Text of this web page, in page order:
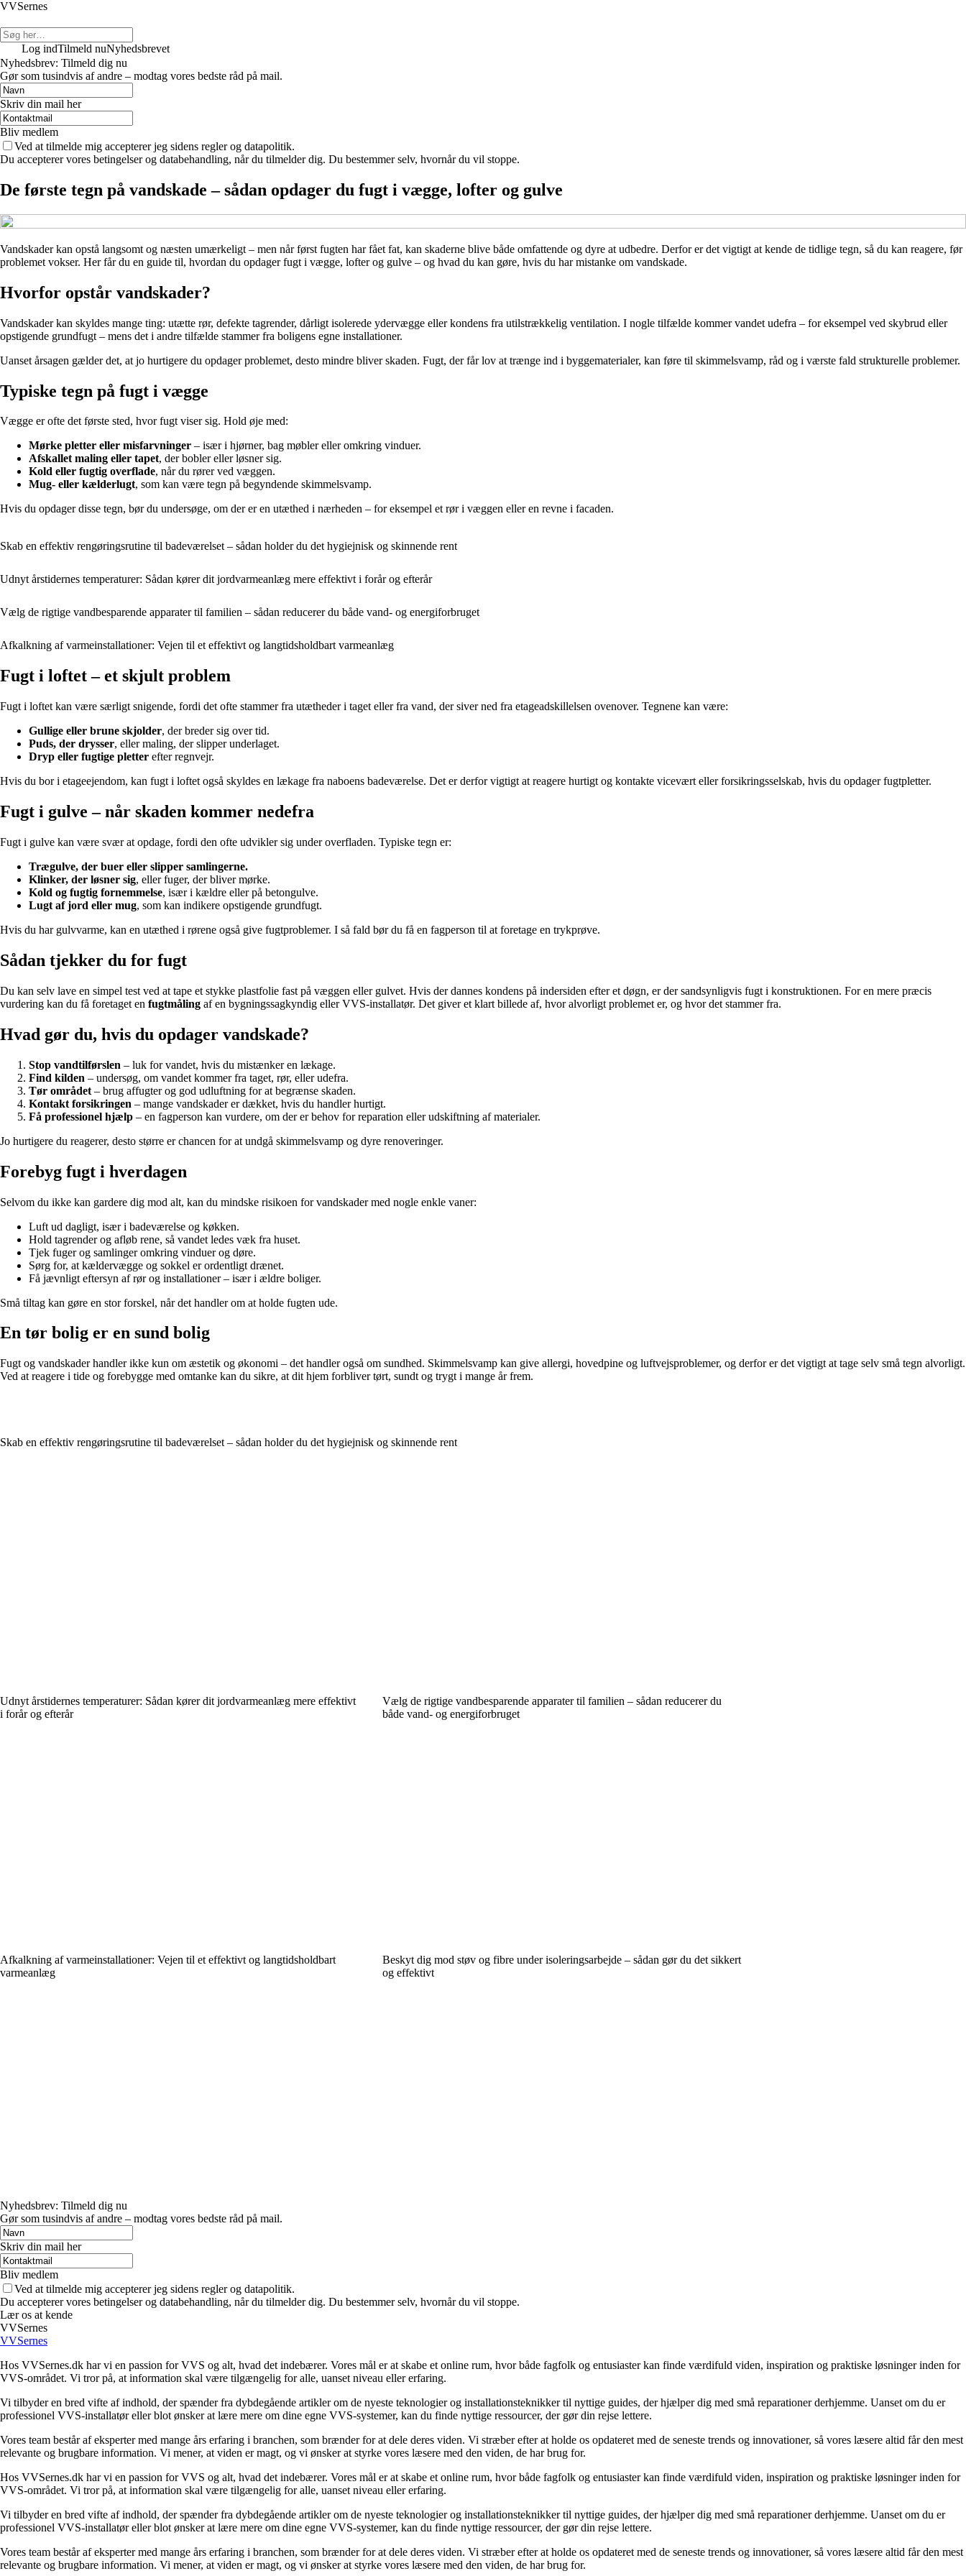
VVSernes
Log indTilmeld nuNyhedsbrevet
Nyhedsbrev: Tilmeld dig nu
Gør som tusindvis af andre – modtag vores bedste råd på mail.
Skriv din mail her
Bliv medlem
Ved at tilmelde mig accepterer jeg sidens regler og datapolitik.
Du accepterer vores betingelser og databehandling, når du tilmelder dig. Du bestemmer selv, hvornår du vil stoppe.
De første tegn på vandskade – sådan opdager du fugt i vægge, lofter og gulve
Vandskader kan opstå langsomt og næsten umærkeligt – men når først fugten har fået fat, kan skaderne blive både omfattende og dyre at udbedre. Derfor er det vigtigt at kende de tidlige tegn, så du kan reagere, før
problemet vokser. Her får du en guide til, hvordan du opdager fugt i vægge, lofter og gulve – og hvad du kan gøre, hvis du har mistanke om vandskade.
Hvorfor opstår vandskader?
Vandskader kan skyldes mange ting: utætte rør, defekte tagrender, dårligt isolerede ydervægge eller kondens fra utilstrækkelig ventilation. I nogle tilfælde kommer vandet udefra – for eksempel ved skybrud eller
opstigende grundfugt – mens det i andre tilfælde stammer fra boligens egne installationer.
Uanset årsagen gælder det, at jo hurtigere du opdager problemet, desto mindre bliver skaden. Fugt, der får lov at trænge ind i byggematerialer, kan føre til skimmelsvamp, råd og i værste fald strukturelle problemer.
Typiske tegn på fugt i vægge
Vægge er ofte det første sted, hvor fugt viser sig. Hold øje med:
Mørke pletter eller misfarvninger – især i hjørner, bag møbler eller omkring vinduer.
Afskallet maling eller tapet, der bobler eller løsner sig.
Kold eller fugtig overflade, når du rører ved væggen.
Mug- eller kælderlugt, som kan være tegn på begyndende skimmelsvamp.
Hvis du opdager disse tegn, bør du undersøge, om der er en utæthed i nærheden – for eksempel et rør i væggen eller en revne i facaden.
Skab en effektiv rengøringsrutine til badeværelset – sådan holder du det hygiejnisk og skinnende rent
Udnyt årstidernes temperaturer: Sådan kører dit jordvarmeanlæg mere effektivt i forår og efterår
Vælg de rigtige vandbesparende apparater til familien – sådan reducerer du både vand- og energiforbruget
Afkalkning af varmeinstallationer: Vejen til et effektivt og langtidsholdbart varmeanlæg
Fugt i loftet – et skjult problem
Fugt i loftet kan være særligt snigende, fordi det ofte stammer fra utætheder i taget eller fra vand, der siver ned fra etageadskillelsen ovenover. Tegnene kan være:
Gullige eller brune skjolder, der breder sig over tid.
Puds, der drysser, eller maling, der slipper underlaget.
Dryp eller fugtige pletter efter regnvejr.
Hvis du bor i etageejendom, kan fugt i loftet også skyldes en lækage fra naboens badeværelse. Det er derfor vigtigt at reagere hurtigt og kontakte vicevært eller forsikringsselskab, hvis du opdager fugtpletter.
Fugt i gulve – når skaden kommer nedefra
Fugt i gulve kan være svær at opdage, fordi den ofte udvikler sig under overfladen. Typiske tegn er:
Trægulve, der buer eller slipper samlingerne.
Klinker, der løsner sig, eller fuger, der bliver mørke.
Kold og fugtig fornemmelse, især i kældre eller på betongulve.
Lugt af jord eller mug, som kan indikere opstigende grundfugt.
Hvis du har gulvvarme, kan en utæthed i rørene også give fugtproblemer. I så fald bør du få en fagperson til at foretage en trykprøve.
Sådan tjekker du for fugt
Du kan selv lave en simpel test ved at tape et stykke plastfolie fast på væggen eller gulvet. Hvis der dannes kondens på indersiden efter et døgn, er der sandsynligvis fugt i konstruktionen. For en mere præcis
vurdering kan du få foretaget en fugtmåling af en bygningssagkyndig eller VVS-installatør. Det giver et klart billede af, hvor alvorligt problemet er, og hvor det stammer fra.
Hvad gør du, hvis du opdager vandskade?
Stop vandtilførslen – luk for vandet, hvis du mistænker en lækage.
Find kilden – undersøg, om vandet kommer fra taget, rør, eller udefra.
Tør området – brug affugter og god udluftning for at begrænse skaden.
Kontakt forsikringen – mange vandskader er dækket, hvis du handler hurtigt.
Få professionel hjælp – en fagperson kan vurdere, om der er behov for reparation eller udskiftning af materialer.
Jo hurtigere du reagerer, desto større er chancen for at undgå skimmelsvamp og dyre renoveringer.
Forebyg fugt i hverdagen
Selvom du ikke kan gardere dig mod alt, kan du mindske risikoen for vandskader med nogle enkle vaner:
Luft ud dagligt, især i badeværelse og køkken.
Hold tagrender og afløb rene, så vandet ledes væk fra huset.
Tjek fuger og samlinger omkring vinduer og døre.
Sørg for, at kældervægge og sokkel er ordentligt drænet.
Få jævnligt eftersyn af rør og installationer – især i ældre boliger.
Små tiltag kan gøre en stor forskel, når det handler om at holde fugten ude.
En tør bolig er en sund bolig
Fugt og vandskader handler ikke kun om æstetik og økonomi – det handler også om sundhed. Skimmelsvamp kan give allergi, hovedpine og luftvejsproblemer, og derfor er det vigtigt at tage selv små tegn alvorligt.
Ved at reagere i tide og forebygge med omtanke kan du sikre, at dit hjem forbliver tørt, sundt og trygt i mange år frem.
Skab en effektiv rengøringsrutine til badeværelset – sådan holder du det hygiejnisk og skinnende rent
Udnyt årstidernes temperaturer: Sådan kører dit jordvarmeanlæg mere effektivt
i forår og efterår
Vælg de rigtige vandbesparende apparater til familien – sådan reducerer du
både vand- og energiforbruget
Afkalkning af varmeinstallationer: Vejen til et effektivt og langtidsholdbart
varmeanlæg
Beskyt dig mod støv og fibre under isoleringsarbejde – sådan gør du det sikkert
og effektivt
Nyhedsbrev: Tilmeld dig nu
Gør som tusindvis af andre – modtag vores bedste råd på mail.
Skriv din mail her
Bliv medlem
Ved at tilmelde mig accepterer jeg sidens regler og datapolitik.
Du accepterer vores betingelser og databehandling, når du tilmelder dig. Du bestemmer selv, hvornår du vil stoppe.
Lær os at kende
VVSernes
VVSernes
Hos VVSernes.dk har vi en passion for VVS og alt, hvad det indebærer. Vores mål er at skabe et online rum, hvor både fagfolk og entusiaster kan finde værdifuld viden, inspiration og praktiske løsninger inden for
VVS-området. Vi tror på, at information skal være tilgængelig for alle, uanset niveau eller erfaring.
Vi tilbyder en bred vifte af indhold, der spænder fra dybdegående artikler om de nyeste teknologier og installationsteknikker til nyttige guides, der hjælper dig med små reparationer derhjemme. Uanset om du er
professionel VVS-installatør eller blot ønsker at lære mere om dine egne VVS-systemer, kan du finde nyttige ressourcer, der gør din rejse lettere.
Vores team består af eksperter med mange års erfaring i branchen, som brænder for at dele deres viden. Vi stræber efter at holde os opdateret med de seneste trends og innovationer, så vores læsere altid får den mest
relevante og brugbare information. Vi mener, at viden er magt, og vi ønsker at styrke vores læsere med den viden, de har brug for.
Hos VVSernes.dk har vi en passion for VVS og alt, hvad det indebærer. Vores mål er at skabe et online rum, hvor både fagfolk og entusiaster kan finde værdifuld viden, inspiration og praktiske løsninger inden for
VVS-området. Vi tror på, at information skal være tilgængelig for alle, uanset niveau eller erfaring.
Vi tilbyder en bred vifte af indhold, der spænder fra dybdegående artikler om de nyeste teknologier og installationsteknikker til nyttige guides, der hjælper dig med små reparationer derhjemme. Uanset om du er
professionel VVS-installatør eller blot ønsker at lære mere om dine egne VVS-systemer, kan du finde nyttige ressourcer, der gør din rejse lettere.
Vores team består af eksperter med mange års erfaring i branchen, som brænder for at dele deres viden. Vi stræber efter at holde os opdateret med de seneste trends og innovationer, så vores læsere altid får den mest
relevante og brugbare information. Vi mener, at viden er magt, og vi ønsker at styrke vores læsere med den viden, de har brug for.